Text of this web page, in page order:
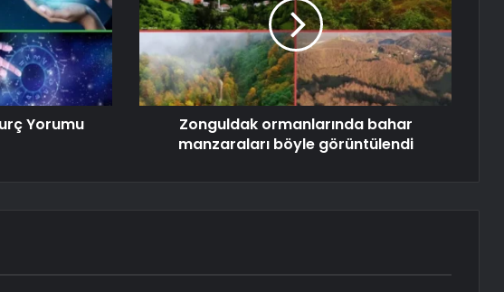
Yorumu
Zonguldak ormanlarında bahar
manzaraları böyle görüntülendi